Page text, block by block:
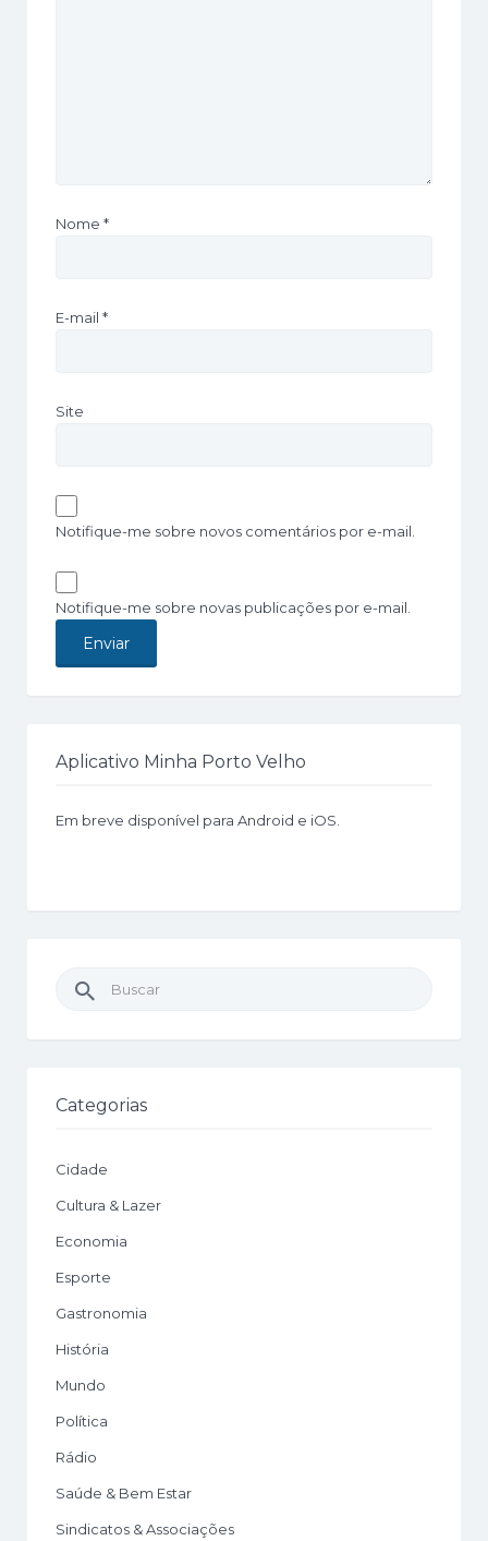
Nome *
E-mail *
Site
Notifique-me sobre novos comentários por e-mail.
Notifique-me sobre novas publicações por e-mail.
Aplicativo Minha Porto Velho
Em breve disponível para Android e iOS.
Buscar
Categorias
Cidade
Cultura & Lazer
Economia
Esporte
Gastronomia
História
Mundo
Política
Rádio
Saúde & Bem Estar
Sindicatos & Associações